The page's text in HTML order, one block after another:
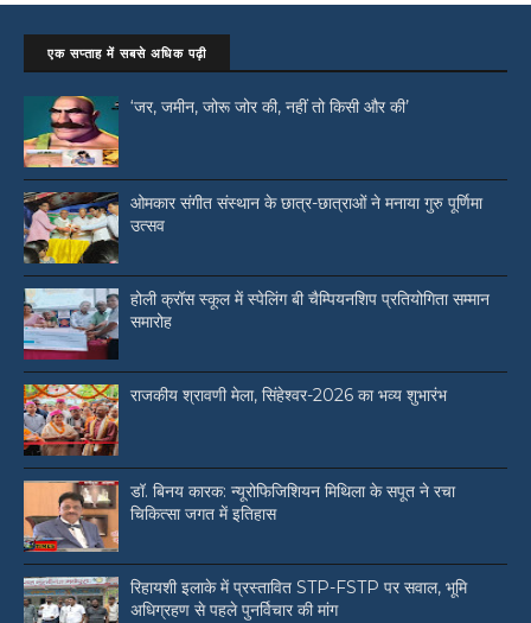
एक सप्ताह में सबसे अधिक पढ़ी
‘जर, जमीन, जोरू जोर की, नहीं तो किसी और की’
ओमकार संगीत संस्थान के छात्र-छात्राओं ने मनाया गुरु पूर्णिमा
उत्सव
होली क्रॉस स्कूल में स्पेलिंग बी चैम्पियनशिप प्रतियोगिता सम्मान
समारोह
राजकीय श्रावणी मेला, सिंहेश्वर-2026 का भव्य शुभारंभ
डॉ. बिनय कारक: न्यूरोफिजिशियन मिथिला के सपूत ने रचा
चिकित्सा जगत में इतिहास
रिहायशी इलाके में प्रस्तावित STP-FSTP पर सवाल, भूमि
अधिग्रहण से पहले पुनर्विचार की मांग